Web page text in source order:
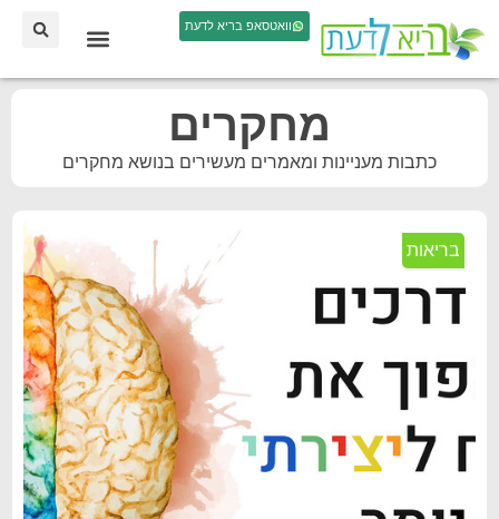
וואטסאפ בריא לדעת
מחקרים
כתבות מעניינות ומאמרים מעשירים בנושא מחקרים
בריאות